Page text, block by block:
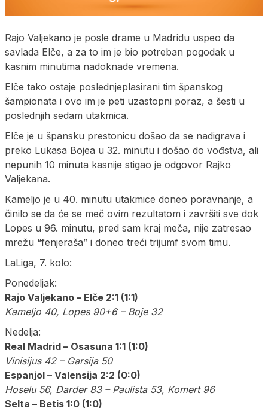
Rajo Valjekano je posle drame u Madridu uspeo da
savlada Elče, a za to im je bio potreban pogodak u
kasnim minutima nadoknade vremena.
Elče tako ostaje poslednjeplasirani tim španskog
šampionata i ovo im je peti uzastopni poraz, a šesti u
poslednjih sedam utakmica.
Elče je u špansku prestonicu došao da se nadigrava i
preko Lukasa Bojea u 32. minutu i došao do vođstva, ali
nepunih 10 minuta kasnije stigao je odgovor Rajko
Valjekana.
Kameljo je u 40. minutu utakmice doneo poravnanje, a
činilo se da će se meč ovim rezultatom i završiti sve dok
Lopes u 96. minutu, pred sam kraj meča, nije zatresao
mrežu “fenjeraša” i doneo treći trijumf svom timu.
LaLiga, 7. kolo:
Ponedeljak:
Rajo Valjekano – Elče 2:1 (1:1)
Kameljo 40, Lopes 90+6 – Boje 32
Nedelja:
Real Madrid – Osasuna 1:1 (1:0)
Vinisijus 42 – Garsija 50
Espanjol – Valensija 2:2 (0:0)
Hoselu 56, Darder 83 – Paulista 53, Komert 96
Selta – Betis 1:0 (1:0)